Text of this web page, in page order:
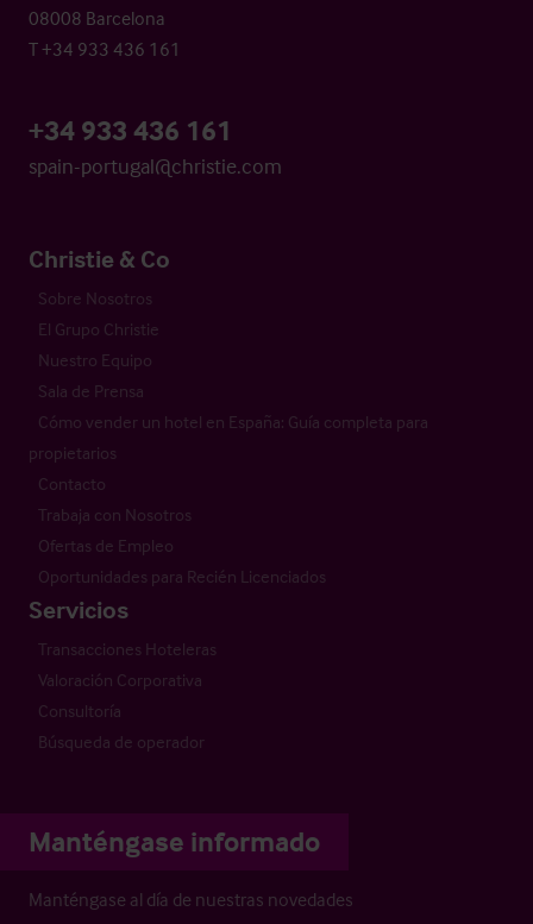
08008 Barcelona
T +34 933 436 161
+34 933 436 161
spain-portugal@christie.com
Christie & Co
Sobre Nosotros
El Grupo Christie
Nuestro Equipo
Sala de Prensa
Cómo vender un hotel en España: Guía completa para
propietarios
Contacto
Trabaja con Nosotros
Ofertas de Empleo
Oportunidades para Recién Licenciados
Servicios
Transacciones Hoteleras
Valoración Corporativa
Consultoría
Búsqueda de operador
Manténgase informado
Manténgase al día de nuestras novedades